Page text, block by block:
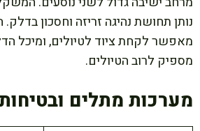
נותן תחושת נהיגה זריזה וחסכון
מספיק לרוב הטיולים.
מערכות מתלים